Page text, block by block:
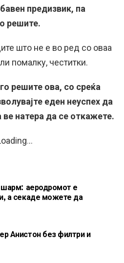
предизвик, па
решите.
што не е во ред со оваа
помалку, честитки.
решите ова, со среќа
еден неуспех да
натера да се откажете.
...
шарм: аеродромот е
а секаде можете да
Анистон без филтри и